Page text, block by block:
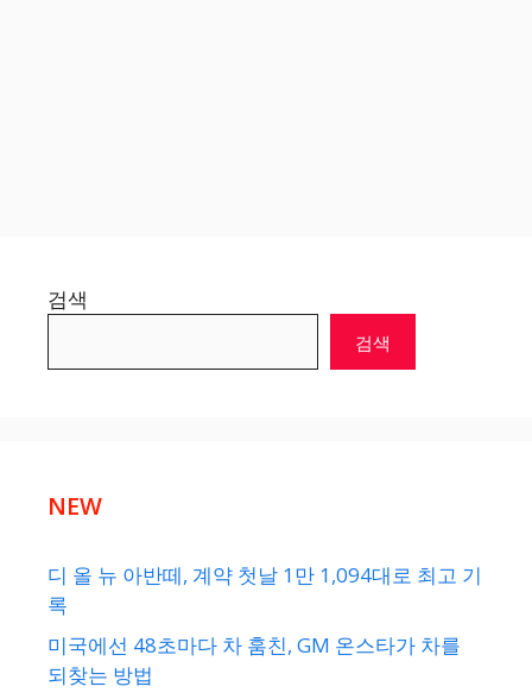
검색
검색
NEW
디 올 뉴 아반떼, 계약 첫날 1만 1,094대로 최고 기
록
미국에선 48초마다 차 훔친, GM 온스타가 차를
되찾는 방법